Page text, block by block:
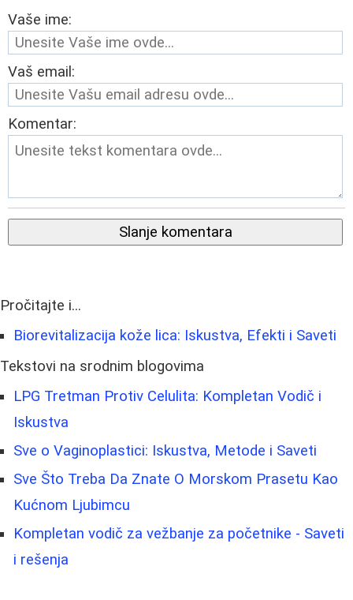
Vaše ime:
Vaš email:
Komentar:
Slanje komentara
Pročitajte i...
Biorevitalizacija kože lica: Iskustva, Efekti i Saveti
Tekstovi na srodnim blogovima
LPG Tretman Protiv Celulita: Kompletan Vodič i
Iskustva
Sve o Vaginoplastici: Iskustva, Metode i Saveti
Sve Što Treba Da Znate O Morskom Prasetu Kao
Kućnom Ljubimcu
Kompletan vodič za vežbanje za početnike - Saveti
i rešenja